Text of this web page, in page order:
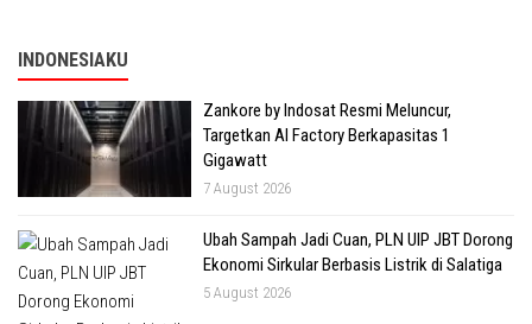
INDONESIAKU
Zankore by Indosat Resmi Meluncur,
Targetkan AI Factory Berkapasitas 1
Gigawatt
7 August 2026
Ubah Sampah Jadi Cuan, PLN UIP JBT Dorong
Ekonomi Sirkular Berbasis Listrik di Salatiga
5 August 2026